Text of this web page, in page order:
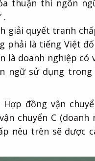
thuận thì ngôn
.
giải quyết tranh
phải là tiếng Việt
doanh nghiệp có
ngữ sử dụng
đồng vận
chuyển C
nêu trên sẽ được